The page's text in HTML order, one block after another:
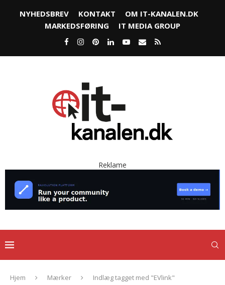
NYHEDSBREV KONTAKT
OM IT-KANALEN.DK
MARKEDSFØRING
IT MEDIA GROUP
Reklame
Hjem Mærker Indlæg tagget med "EVlink"